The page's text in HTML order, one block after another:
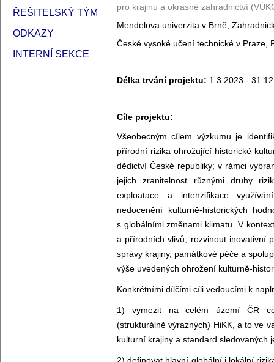
pro krajinu a okrasné zahradnictví
Mendelova univerzita v Brně,
České vysoké učení technické v Praze,
Délka trvání projektu: 1.3.2023 -
Cíle projektu:
Všeobecným cílem výzkumu je
přírodní rizika ohrožující historické
dědictví České republiky; v rámci
jejich zranitelnost různými druhy
exploatace a intenzifikace
nedocenění kulturně-historických
s globálními změnami klimatu. V
a přírodních vlivů, rozvinout inovativní
správy krajiny, památkové péče a
výše uvedených ohrožení kulturně-
Konkrétními dílčími cíli vedoucími k
1) vymezit na celém území ČR
(strukturálně výrazných) HiKK, a to ve
kulturní krajiny a standard sledovaných
2) definovat hlavní globální i lokální
ŘEŠITELSKÝ TÝM
ODKAZY
INTERNÍ SEKCE